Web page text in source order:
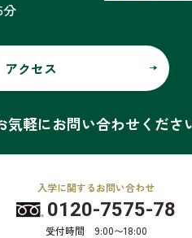
分
アクセス
気軽にお問い合わせくださ
入学に関するお問い合わせ
0120-7575-78
受付時間 9:00〜18:00